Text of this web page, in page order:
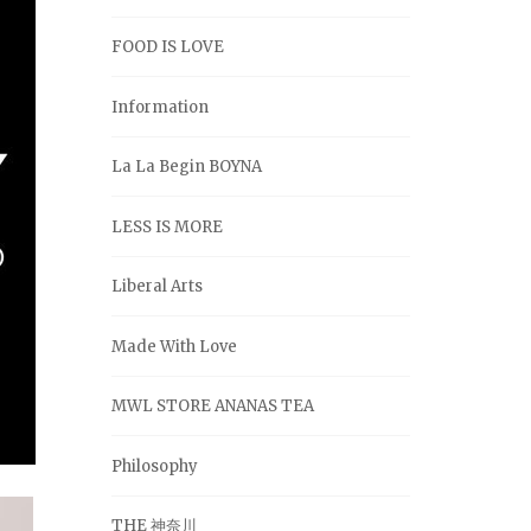
FOOD IS LOVE
Information
La La Begin BOYNA
LESS IS MORE
Liberal Arts
Made With Love
MWL STORE ANANAS TEA
Philosophy
THE 神奈川